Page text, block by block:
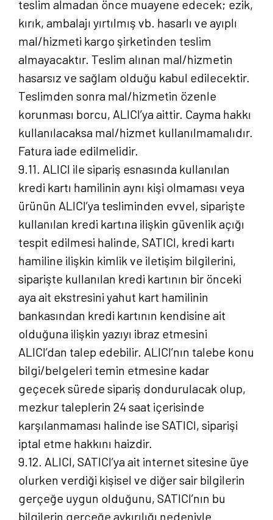
Yayınlarımız
Blog
İletişim
teslim almadan önce muayene edecek; ezik,
kırık, ambalajı yırtılmış vb. hasarlı ve ayıplı
mal/hizmeti kargo şirketinden teslim
almayacaktır. Teslim alınan mal/hizmetin
hasarsız ve sağlam olduğu kabul edilecektir.
Teslimden sonra mal/hizmetin özenle
korunması borcu, ALICI’ya aittir. Cayma hakkı
kullanılacaksa mal/hizmet kullanılmamalıdır.
Fatura iade edilmelidir.
9.11. ALICI ile sipariş esnasında kullanılan
kredi kartı hamilinin aynı kişi olmaması veya
ürünün ALICI’ya tesliminden evvel, siparişte
kullanılan kredi kartına ilişkin güvenlik açığı
tespit edilmesi halinde, SATICI, kredi kartı
hamiline ilişkin kimlik ve iletişim bilgilerini,
siparişte kullanılan kredi kartının bir önceki
aya ait ekstresini yahut kart hamilinin
bankasından kredi kartının kendisine ait
olduğuna ilişkin yazıyı ibraz etmesini
ALICI’dan talep edebilir. ALICI’nın talebe konu
bilgi/belgeleri temin etmesine kadar
geçecek sürede sipariş dondurulacak olup,
mezkur taleplerin 24 saat içerisinde
karşılanmaması halinde ise SATICI, siparişi
iptal etme hakkını haizdir.
9.12. ALICI, SATICI’ya ait internet sitesine üye
olurken verdiği kişisel ve diğer sair bilgilerin
gerçeğe uygun olduğunu, SATICI’nın bu
bilgilerin gerçeğe aykırılığı nedeniyle